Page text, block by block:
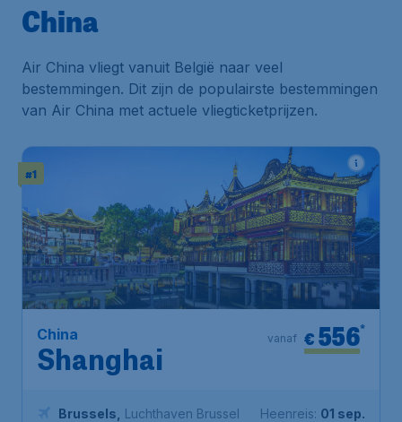
China
Air China vliegt vanuit België naar veel
bestemmingen. Dit zijn de populairste bestemmingen
van Air China met actuele vliegticketprijzen.
#1
China
Shanghai
€ 556*
vanaf
Brussels
Luchthaven Brussel
Heenreis: 01 sep.